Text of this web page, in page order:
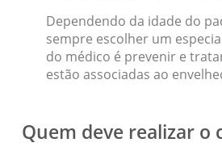
Dependendo da idade do
sempre escolher um
do médico é prevenir e
estão associadas ao
Quem deve realizar o